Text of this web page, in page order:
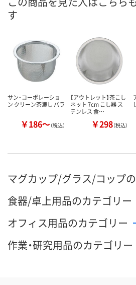
カゴへ
す
サン・コーポレーショ
ン クリーン茶漉し バラ
￥186～（税込）
【アウトレット】茶こし
ネット 7cm こし器 ス
テンレス 食…
￥298（税込）
マグカップ/グラス/コップ
食器/卓上用品のカテゴリー
オフィス用品のカテゴリー
作業・研究用品のカテゴリー